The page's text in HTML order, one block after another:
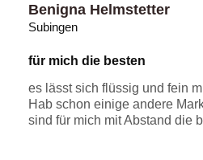
Benigna Helmstetter
Subingen
für mich die besten
es lässt sich flüssig und fein
Hab schon einige andere
sind für mich mit Abstand die